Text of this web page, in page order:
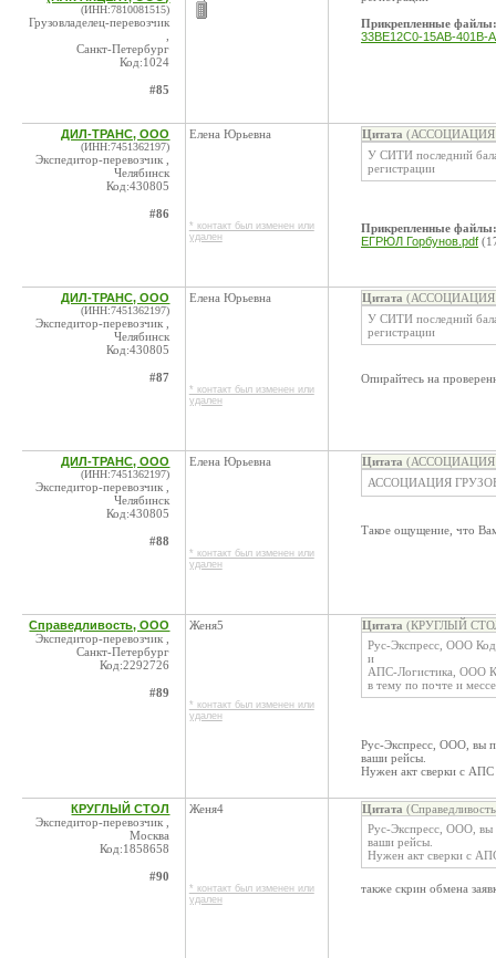
(ИНН:7810081515)
Грузовладелец-перевозчик
Санкт-Петербург
Код:1024
#85
Прикрепленные файлы:
33BE12C0-15AB-401B-
ДИЛ-ТРАНС, ООО
(ИНН:7451362197)
Экспедитор-перевозчик ,
Челябинск
Код:430805
#86
Елена Юрьевна
* контакт был изменен или
удален
Цитата (АССОЦИАЦИЯ
У СИТИ последний
регистрации
Прикрепленные файлы:
ЕГРЮЛ Горбунов.pdf
ДИЛ-ТРАНС, ООО
(ИНН:7451362197)
Экспедитор-перевозчик ,
Челябинск
Код:430805
#87
Елена Юрьевна
* контакт был изменен или
удален
Цитата (АССОЦИАЦИЯ
У СИТИ последний
регистрации
Опирайтесь на
ДИЛ-ТРАНС, ООО
(ИНН:7451362197)
Экспедитор-перевозчик ,
Челябинск
Код:430805
#88
Елена Юрьевна
* контакт был изменен или
удален
Цитата (АССОЦИАЦИЯ
АССОЦИАЦИЯ
Такое ощущение, что
Справедливость, ООО
Экспедитор-перевозчик ,
Санкт-Петербург
Код:2292726
#89
Женя5
* контакт был изменен или
удален
Цитата (КРУГЛЫЙ
Рус-Экспресс, ООО
и
АПС-Логистика, ООО
в тему по почте и
Рус-Экспресс, ООО, вы
ваши рейсы.
Нужен акт сверки с АПС
КРУГЛЫЙ СТОЛ
Экспедитор-перевозчик ,
Москва
Код:1858658
#90
Женя4
* контакт был изменен или
удален
Цитата
Рус-Экспресс, ООО, вы
ваши рейсы.
Нужен акт сверки с
также скрин обмена